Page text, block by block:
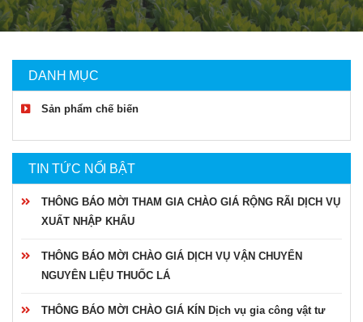
DANH MỤC
Sản phẩm chế biến
TIN TỨC NỔI BẬT
THÔNG BÁO MỜI THAM GIA CHÀO GIÁ RỘNG RÃI DỊCH VỤ
XUẤT NHẬP KHẨU
THÔNG BÁO MỜI CHÀO GIÁ DỊCH VỤ VẬN CHUYỂN
NGUYÊN LIỆU THUỐC LÁ
THÔNG BÁO MỜI CHÀO GIÁ KÍN Dịch vụ gia công vật tư